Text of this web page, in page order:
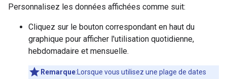
Personnalisez les données affichées comme suit:
Cliquez sur le bouton correspondant en haut du
graphique pour afficher l'utilisation quotidienne,
hebdomadaire et mensuelle.
Remarque:Lorsque vous utilisez une plage de dates